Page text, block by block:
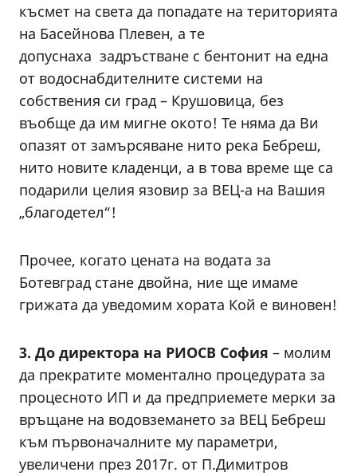
късмет на света да попадате на територията
на Басейнова Плевен, а те
допуснаха задръстване с бентонит на една
от водоснабдителните системи на
собствения си град – Крушовица, без
въобще да им мигне окото! Те няма да Ви
опазят от замърсяване нито река Бебреш,
нито новите кладенци, а в това време ще са
подарили целия язовир за ВЕЦ-а на Вашия
„благодетел“!
Прочее, когато цената на водата за
Ботевград стане двойна, ние ще имаме
грижата да уведомим хората Кой е виновен!
3. До директора на РИОСВ София – молим
да прекратите моментално процедурата за
процесното ИП и да предприемете мерки за
връщане на водовземането за ВЕЦ Бебреш
към първоначалните му параметри,
увеличени през 2017г. от П.Димитров